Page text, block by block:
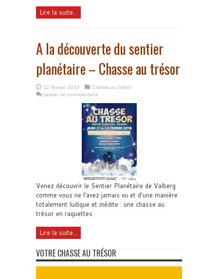
Lire la suite...
A la découverte du sentier
planétaire – Chasse au trésor
12 février 2013
Chasses au trésor
Laisser un commentaire
Venez découvrir le Sentier Planétaire de Valberg
comme vous ne l’avez jamais vu et d’une manière
totalement ludique et inédite : une chasse au
trésor en raquettes
Lire la suite...
VOTRE CHASSE AU TRÉSOR